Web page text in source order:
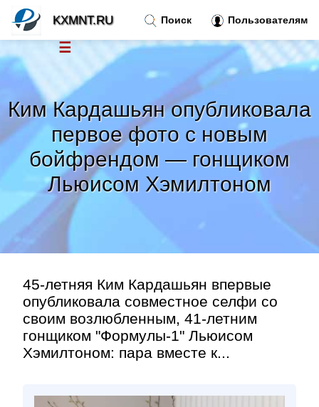
Ким Кардашьян опубликовала
первое фото с новым
бойфрендом — гонщиком
Льюисом Хэмилтоном
45-летняя Ким Кардашьян впервые
опубликовала совместное селфи со
своим возлюбленным, 41-летним
гонщиком "Формулы-1" Льюисом
Хэмилтоном: пара вместе к...
Поиск Пользователям
KXMNT.RU
☰
Тренды новостей
Рубрики»
Правила »